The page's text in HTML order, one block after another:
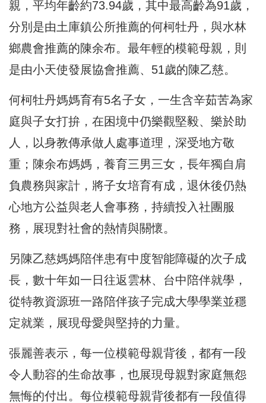
親，平均年齡約73.94歲，其中最高齡為91歲，
分別是由土庫鎮公所推薦的何柯牡丹，與水林
鄉農會推薦的陳余布。最年輕的模範母親，則
是由小天使發展協會推薦、51歲的陳乙慈。
何柯牡丹媽媽育有5名子女，一生含辛茹苦為家
庭與子女打拚，在困境中仍樂觀堅毅、樂於助
人，以身教傳承做人處事道理，深受地方敬
重；陳余布媽媽，養育三男三女，長年獨自肩
負農務與家計，將子女培育有成，退休後仍熱
心地方公益與老人會事務，持續投入社團服
務，展現對社會的熱情與關懷。
另陳乙慈媽媽陪伴患有中度智能障礙的次子成
長，數十年如一日往返雲林、台中陪伴就學，
從特教資源班一路陪伴孩子完成大學學業並穩
定就業，展現母愛與堅持的力量。
張麗善表示，每一位模範母親背後，都有一段
令人動容的生命故事，也展現母親對家庭無怨
無悔的付出。每位模範母親背後都有一段值得